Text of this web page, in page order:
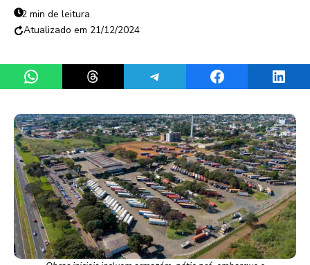
2 min de leitura
21/12/2024
Share on WhatsAppShare on ThreadsShare on TelegramShare on Facebook